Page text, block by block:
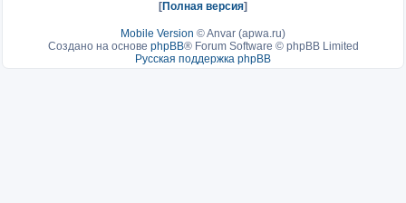
[Полная версия]
Mobile Version ©Anvar (apwa.ru)
Создано на основе phpBB® Forum Software © phpBB Limited
Русская поддержка phpBB